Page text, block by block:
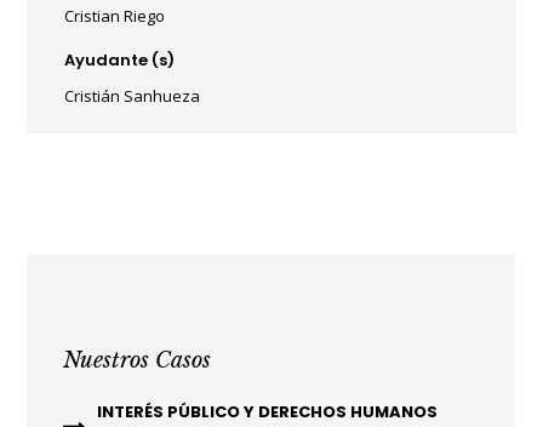
Cristian Riego
Ayudante (s)
Cristián Sanhueza
(AIP)
Nuestros Casos
INTERÉS PÚBLICO Y DERECHOS HUMANOS